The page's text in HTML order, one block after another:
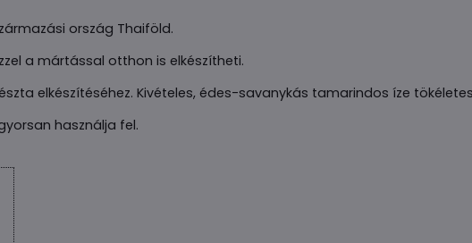
ország Thaiföld.
a mártással otthon is elkészítheti.
elkészítéséhez. Kivételes, édes-savanykás tamarindos íze
használja fel.